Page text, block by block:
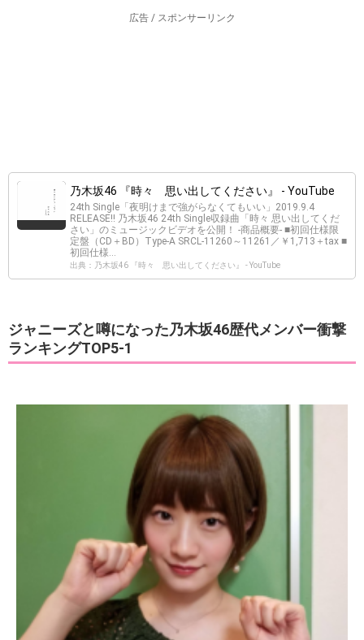
広告 / スポンサーリンク
乃木坂46 『時々 思い出してください』 - YouTube
24th Single「夜明けまで強がらなくてもいい」2019.9.4
RELEASE!! 乃木坂46 24th Single収録曲「時々 思い出してくだ
さい」のミュージックビデオを公開！ -商品概要- ■初回仕様限
定盤（CD＋BD）Type-A SRCL-11260～11261／￥1,713＋tax ■
初回仕様...
出典：乃木坂46 『時々 思い出してください』 - YouTube
ジャニーズと噂になった乃木坂46歴代メンバー衝撃
ランキングTOP5-1